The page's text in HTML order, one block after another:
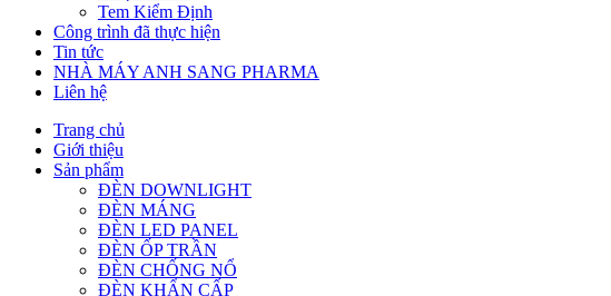
Tem Kiểm Định
Công trình đã thực hiện
Tin tức
NHÀ MÁY ANH SANG PHARMA
Liên hệ
Trang chủ
Giới thiệu
Sản phẩm
ĐÈN DOWNLIGHT
ĐÈN MÁNG
ĐÈN LED PANEL
ĐÈN ỐP TRẦN
ĐÈN CHỐNG NỔ
ĐÈN KHẨN CẤP